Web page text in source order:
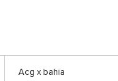
Acg x bahia